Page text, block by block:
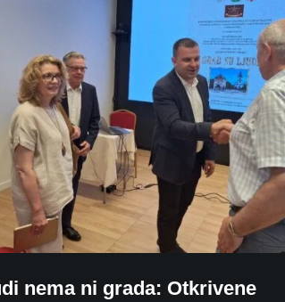
nema ni grada: Otkrivene